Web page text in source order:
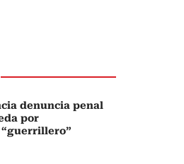
denuncia penal
por